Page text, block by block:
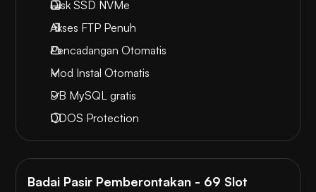
Disk SSD NVMe
Akses FTP Penuh
Pencadangan Otomatis
Mod Instal Otomatis
DB MySQL gratis
DDOS Protection
Badai Pasir Pemberontakan - 69 Slot